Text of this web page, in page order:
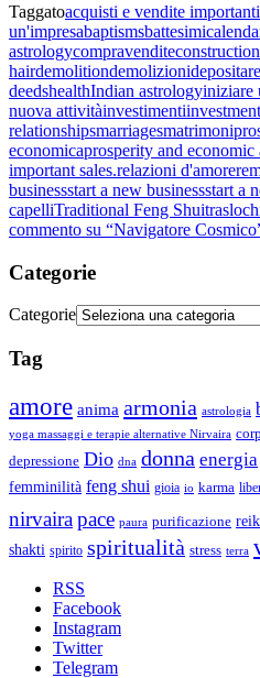
Taggatoacquisti e vendite importanti
un'impresabaptismsbattesimi
astrologycompravenditeconstruction
hairdemolitiondemolizioni
deedshealthIndian astrologyiniziare
nuova attivitàinvestimenti
relationshipsmarriagesmatrimoni
economicaprosperity and economic
important sales.relazioni d'amore
businessstart a new businessstart a
capelliTraditional Feng Shui
commento su “Navigatore
Categorie
Categorie
Tag
amore anima armonia astrologia
yoga massaggi e terapie alternative Nirvaira
depressione Dio dna donna energia
femminilità feng shui gioia io karma
nirvairapace paura purificazione
shakti spirito spiritualità stress terra
RSS
Facebook
Instagram
Twitter
Telegram